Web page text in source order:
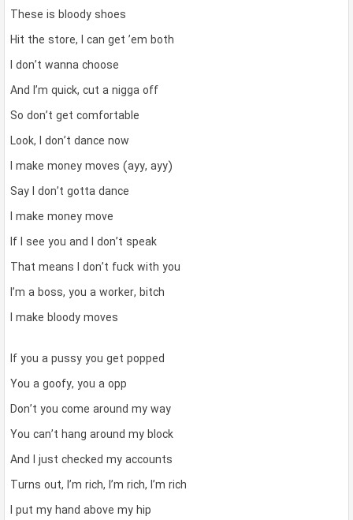
These is bloody shoes
Hit the store, I can get ’em both
I don’t wanna choose
And I’m quick, cut a nigga off
So don’t get comfortable
Look, I don’t dance now
I make money moves (ayy, ayy)
Say I don’t gotta dance
I make money move
If I see you and I don’t speak
That means I don’t fuck with you
I’m a boss, you a worker, bitch
I make bloody moves
If you a pussy you get popped
You a goofy, you a opp
Don’t you come around my way
You can’t hang around my block
And I just checked my accounts
Turns out, I’m rich, I’m rich, I’m rich
I put my hand above my hip